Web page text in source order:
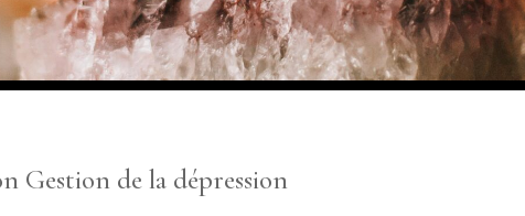
Gestion de la dépression